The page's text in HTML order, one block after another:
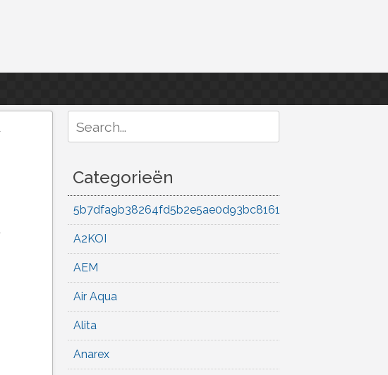
for:
Categorieën
5b7dfa9b38264fd5b2e5ae0d93bc8161
A2KOI
AEM
Air Aqua
Alita
Anarex